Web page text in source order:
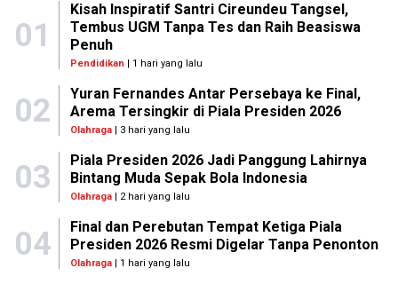
01
Kisah Inspiratif Santri Cireundeu Tangsel,
Tembus UGM Tanpa Tes dan Raih Beasiswa
Penuh
Pendidikan | 1 hari yang lalu
02
Yuran Fernandes Antar Persebaya ke Final,
Arema Tersingkir di Piala Presiden 2026
Olahraga| 3 hari yang lalu
03
Piala Presiden 2026 Jadi Panggung Lahirnya
Bintang Muda Sepak Bola Indonesia
Olahraga| 2 hari yang lalu
04
Final dan Perebutan Tempat Ketiga Piala
Presiden 2026 Resmi Digelar Tanpa Penonton
Olahraga| 1 hari yang lalu